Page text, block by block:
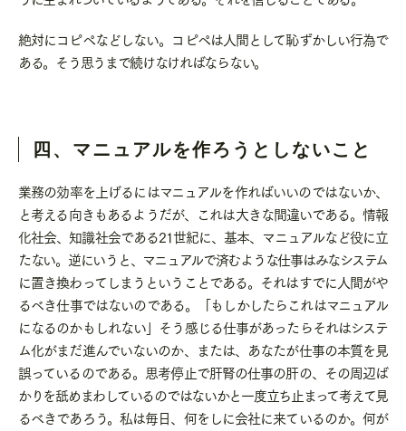
絶対にコピペなどしない。コピペは人間として恥ずかしい行為で
ある。そう思うまで続けなければならない。
四、マニュアルを作ろうとしないこと
業務の効率を上げるにはマニュアルを作ればいいのではないか、
と考える向きもあるようだが、これは大きな間違いである。情報
化社会、知識社会である21世紀に、基本、マニュアルなど役に立
たない。逆にいうと、マニュアルで済むような仕事はみなシステム
に置き換わってしまうということである。それはすでに人間がや
るべき仕事ではないのである。「もしかしたらこれはマニュアル
になるのかもしれない」そう感じる仕事があったらそれはシステ
ム化がまだ進んでいないのか、または、あなたが仕事の本質を見
誤っているのである。思考停止で肝腎の仕事の肝の、その周辺ば
かりを舐めまわしているのではないかと一度立ち止まって考えて見
るべきであろう。私は毎日、何をしに会社に来ているのか。何が